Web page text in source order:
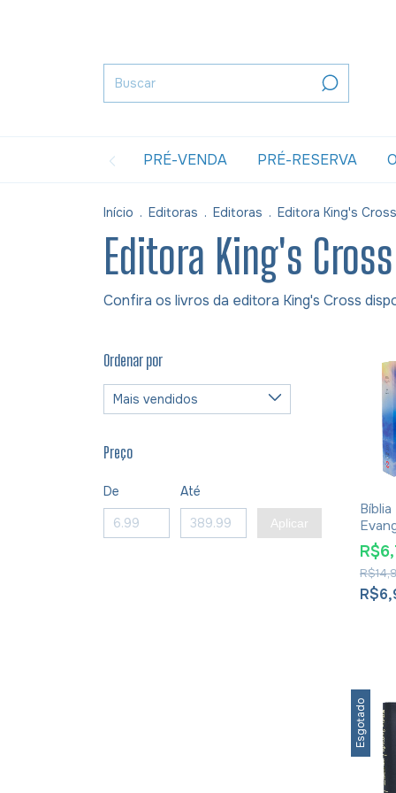
PRÉ-VENDA PRÉ-RESERVA
Início . Editoras . Editoras . Editora King's Cross
Editora King's Cross
Confira os livros da editora King's Cross
Ordenar por
Preço
De Até
Aplicar
Bíblia
Esgotado